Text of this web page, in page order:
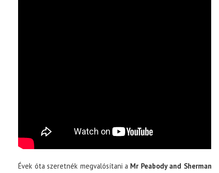
Évek óta szeretnék megvalósítani a Mr Peabody and Sherman